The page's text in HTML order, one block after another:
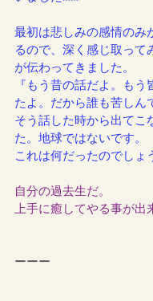
最初は悲しみの感情のみ
るので、深く感じ取って
が伝わってきました。
『もう昔の話だよ。もう
たよ。だから誰も苦しん
そう話した時から出てこ
た。地球ではないです。
これは何だったのでしょ
自分の過去生だ。
上手に癒してやる事が出
ーーー